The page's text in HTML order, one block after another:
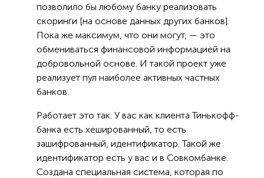
позволило бы любому банку реализовать
скоринги [на основе данных других банков].
Пока же максимум, что они могут, — это
обмениваться финансовой информацией на
добровольной основе. И такой проект уже
реализует пул наиболее активных частных
банков.
Работает это так. У вас как клиента Тинькофф-
банка есть хешированный, то есть
зашифрованный, идентификатор. Такой же
идентификатор есть у вас и в Совкомбанке.
Создана специальная система, которая по